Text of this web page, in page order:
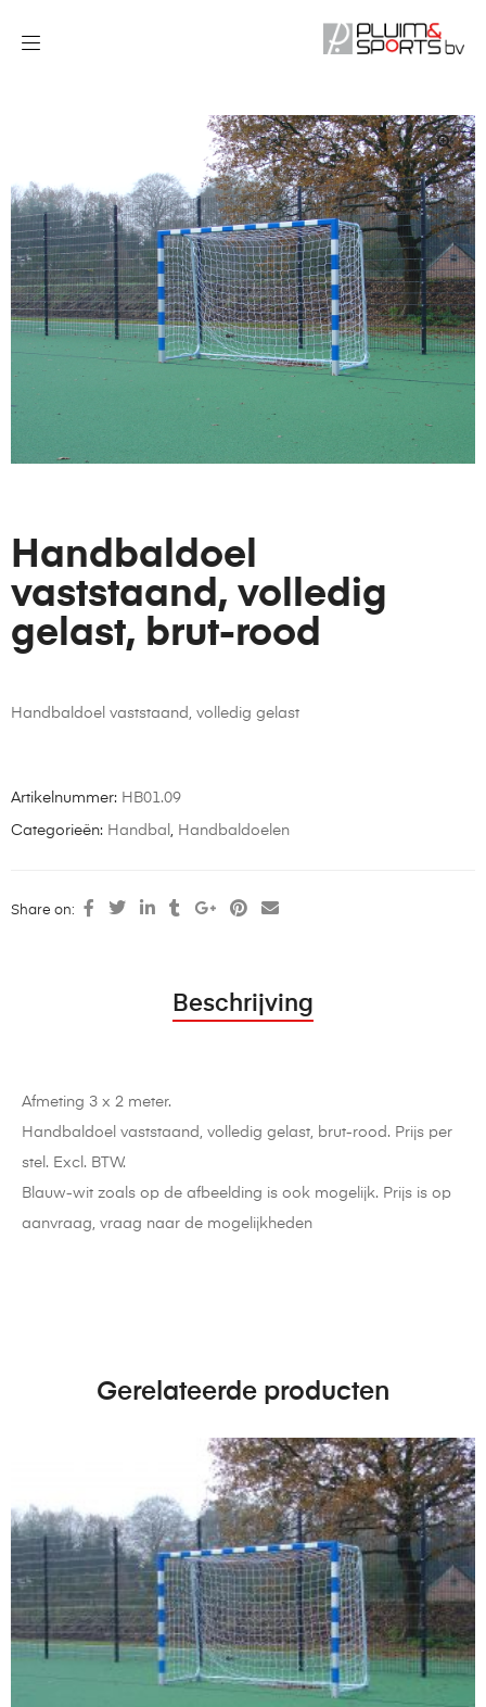
Handbaldoel
vaststaand, volledig
gelast, brut-rood
Handbaldoel vaststaand, volledig gelast
Artikelnummer: HB01.09
Categorieën: Handbal , Handbaldoelen
Share on:
Beschrijving
Afmeting 3 x 2 meter.
Handbaldoel vaststaand, volledig gelast, brut-rood. Prijs per
stel. Excl. BTW.
Blauw-wit zoals op de afbeelding is ook mogelijk. Prijs is op
aanvraag, vraag naar de mogelijkheden
Gerelateerde producten